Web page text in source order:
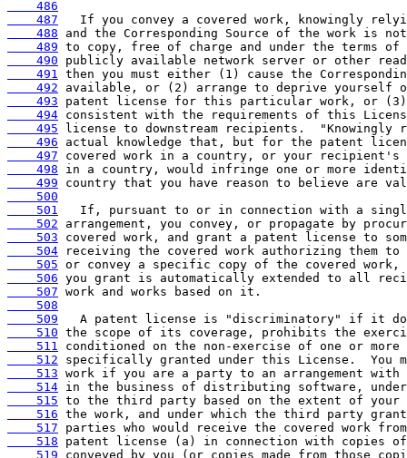
    486
    487
    488
    489
    490
    491
    492
    493
    494
    495
    496
    497
    498
    499
    500
    501
    502
    503
    504
    505
    506
    507
    508
    509
    510
    511
    512
    513
    514
    515
    516
    517
    518
    519